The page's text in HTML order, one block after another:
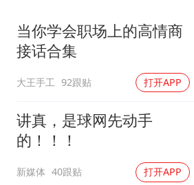
浙江台州《
郑丽文：台
梁家辉百花
当你学会职场上的高情商
接话合集
大王手工 92跟贴 打开APP
讲真，是球网先动手
的！！！
新媒体 40跟贴 打开APP